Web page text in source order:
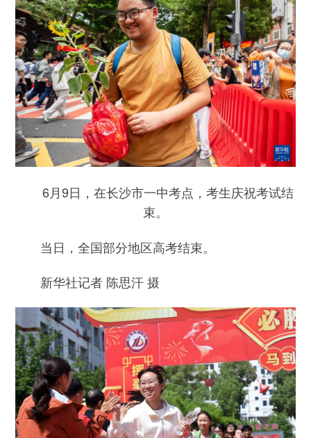
6月9日，在长沙市一中考点，考生庆祝考试结
束。
当日，全国部分地区高考结束。
新华社记者 陈思汗 摄